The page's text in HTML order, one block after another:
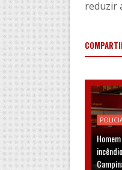
reduzir